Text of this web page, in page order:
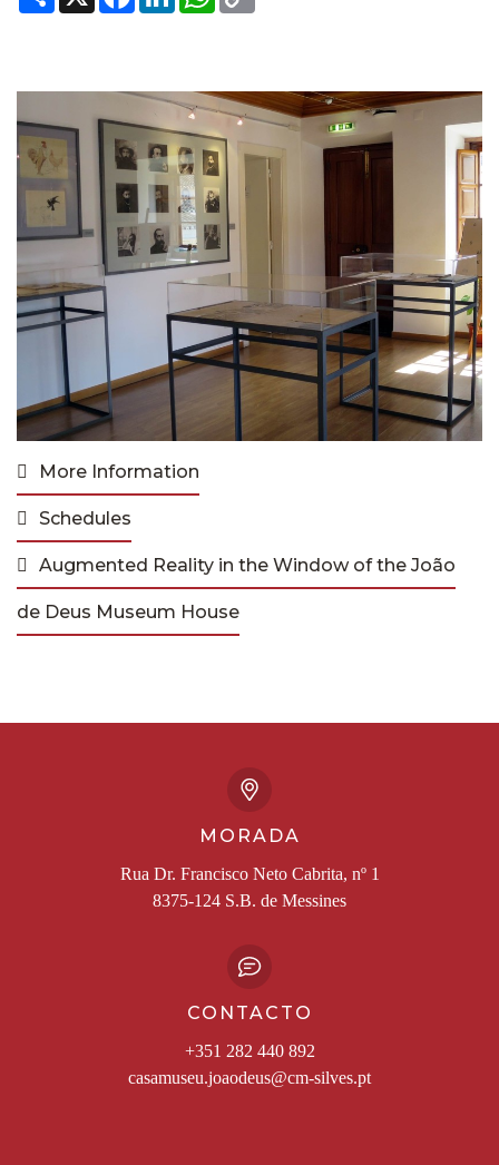
More Information
Schedules
Augmented Reality in the Window of the João
de Deus Museum House
MORADA
Rua Dr. Francisco Neto Cabrita, nº 1
8375-124 S.B. de Messines
CONTACTO
+351 282 440 892